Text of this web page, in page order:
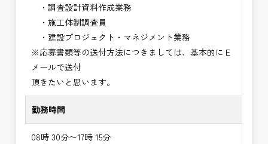
・調査設計資料作成業務
・施工体制調査員
・建設プロジェクト・マネジメント業務
※応募書類等の送付方法につきましては、基本的にＥ
メールで送付
頂きたいと思います。
勤務時間
08時 30分〜17時 15分